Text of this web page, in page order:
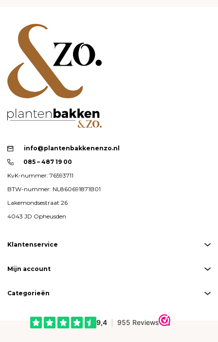
info@plantenbakkenenzo.nl
085 – 487 19 00
KvK-nummer: 76593711
BTW-nummer: NL860691871B01
Lakemondsestraat 26
4043 JD Opheusden
Klantenservice
Mijn account
Categorieën